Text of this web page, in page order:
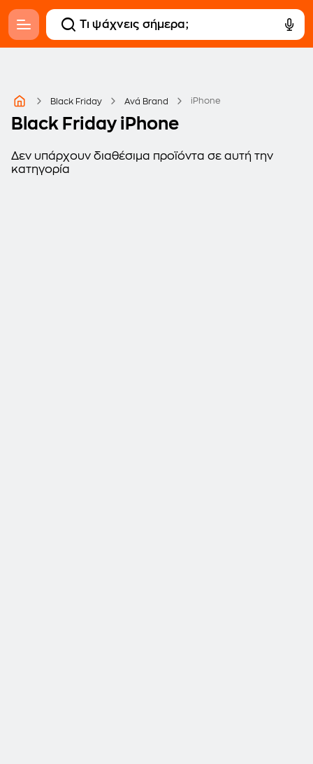
Black Friday Ανά Brand iPhone
Black Friday iPhone
Δεν υπάρχουν διαθέσιμα προϊόντα σε αυτή την
κατηγορία